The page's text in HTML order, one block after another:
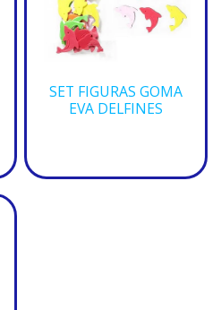
SET FIGURAS GOMA
EVA DELFINES